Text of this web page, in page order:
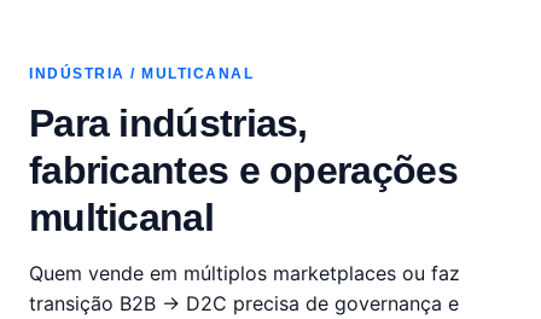
INDÚSTRIA / MULTICANAL
Para indústrias,
fabricantes e operações
multicanal
Quem vende em múltiplos marketplaces ou faz
transição B2B → D2C precisa de governança e